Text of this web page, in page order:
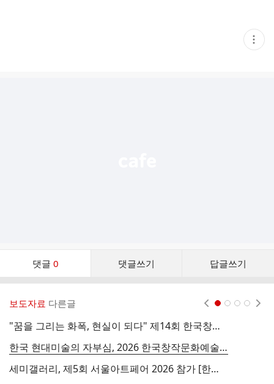
현
재
댓글 0 댓글쓰기 답글쓰기
댓
보도자료 다른글
"꿈을 그리는 화폭, 현실이 되다" 제14회 한국창작문화예술대전이 주목한 예술가들의 열정
한국 현대미술의 자부심, 2026 한국창작문화예술대전이 여는 새로운 예술의 지평
세미갤러리, 제5회 서울아트페어 2026 참가 [한국아트넷뉴스 26.5.10]